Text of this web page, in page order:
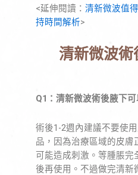
<延伸閱讀： 清新微波值
持時間解析>
清新微波
Q1：清新微波術後腋下
術後1-2週內建議不要使
品，因為治療區域的皮膚
可能造成刺激。等腫脹完
後再使用。不過做完清新